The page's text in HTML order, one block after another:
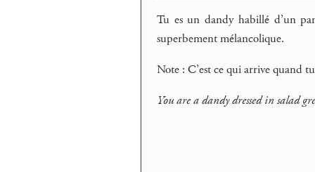
Tu es un dandy habillé d’un
superbement mélancolique.
Note : C’est ce qui arrive quand
You are a dandy dressed in salad